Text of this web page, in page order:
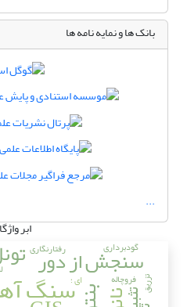
بانک ها و نمایه نامه ها
...
ابر
سنگ
سنجش از دور
تزریق
رفتارنگاری گودبرداری
ای ؛ فروچاله